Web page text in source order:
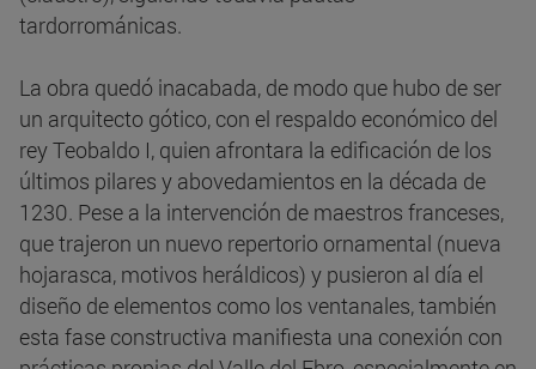
tardorrománicas.
La obra quedó inacabada, de modo que hubo de ser
un arquitecto gótico, con el respaldo económico del
rey Teobaldo I, quien afrontara la edificación de los
últimos pilares y abovedamientos en la década de
1230. Pese a la intervención de maestros franceses,
que trajeron un nuevo repertorio ornamental (nueva
hojarasca, motivos heráldicos) y pusieron al día el
diseño de elementos como los ventanales, también
esta fase constructiva manifiesta una conexión con